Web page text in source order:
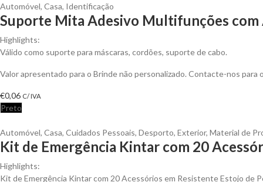
Automóvel, Casa, Identificação
Suporte Mita Adesivo Multifunções com
Highlights:
Válido como suporte para máscaras, cordões, suporte de cabo.
Valor apresentado para o Brinde não personalizado. Contacte-nos
€0,06 C/ IVA
Preto
Automóvel, Casa, Cuidados Pessoais, Desporto, Exterior, Material de
Kit de Emergência Kintar com 20
Highlights:
Kit de Emergência Kintar com 20 Acessórios em Resistente Estojo de